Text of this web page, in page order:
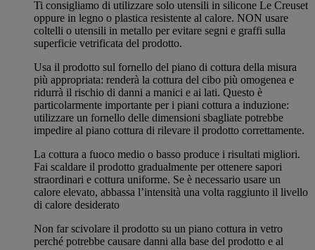
Ti consigliamo di utilizzare solo utensili in silicone Le Creuset
oppure in legno o plastica resistente al calore. NON usare
coltelli o utensili in metallo per evitare segni e graffi sulla
superficie vetrificata del prodotto.
Usa il prodotto sul fornello del piano di cottura della misura
più appropriata: renderà la cottura del cibo più omogenea e
ridurrà il rischio di danni a manici e ai lati. Questo è
particolarmente importante per i piani cottura a induzione:
utilizzare un fornello delle dimensioni sbagliate potrebbe
impedire al piano cottura di rilevare il prodotto correttamente.
La cottura a fuoco medio o basso produce i risultati migliori.
Fai scaldare il prodotto gradualmente per ottenere sapori
straordinari e cottura uniforme. Se è necessario usare un
calore elevato, abbassa l’intensità una volta raggiunto il livello
di calore desiderato
Non far scivolare il prodotto su un piano cottura in vetro
perché potrebbe causare danni alla base del prodotto e al